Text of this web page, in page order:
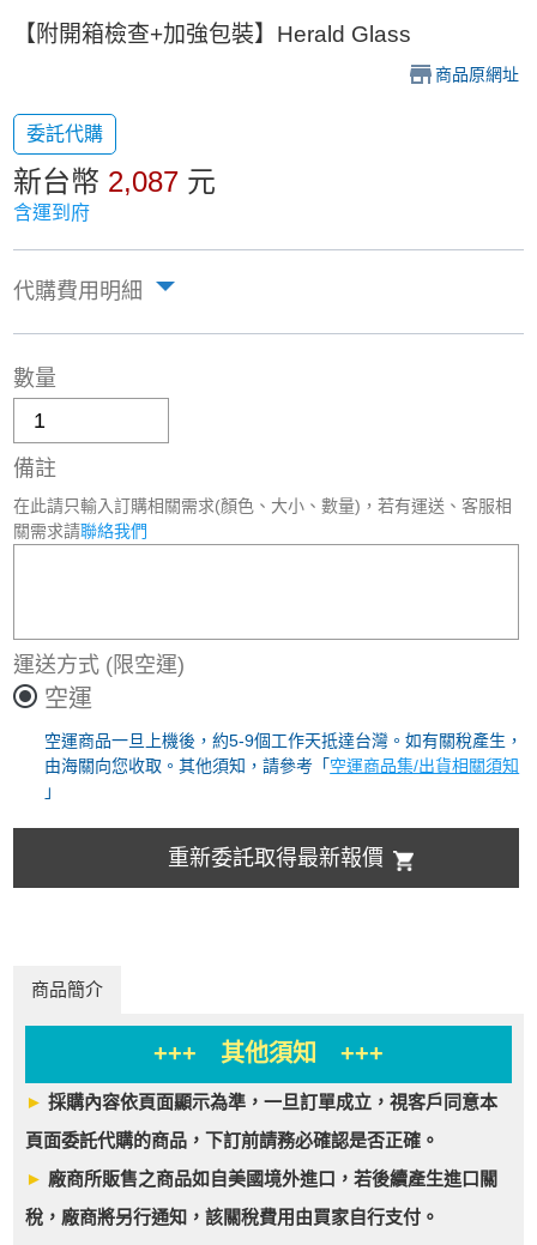
【附開箱檢查+加強包裝】Herald Glass
商品原網址
委託代購
新台幣 2,087 元
含運到府
代購費用明細
數量
備註
在此請只輸入訂購相關需求(顏色、大小、數量)，若有運送、客服相
關需求請聯絡我們
運送方式 (限空運)
空運
空運商品一旦上機後，約5-9個工作天抵達台灣。如有關稅產生，
由海關向您收取。其他須知，請參考「 空運商品集/出貨相關須知
」
重新委託取得最新報價
商品簡介
+++ 其他須知 +++
►採購內容依頁面顯示為準，一旦訂單成立，視客戶同意本
頁面委託代購的商品，下訂前請務必確認是否正確。
► 廠商所販售之商品如自美國境外進口，若後續產生進口關
稅，廠商將另行通知，該關稅費用由買家自行支付。